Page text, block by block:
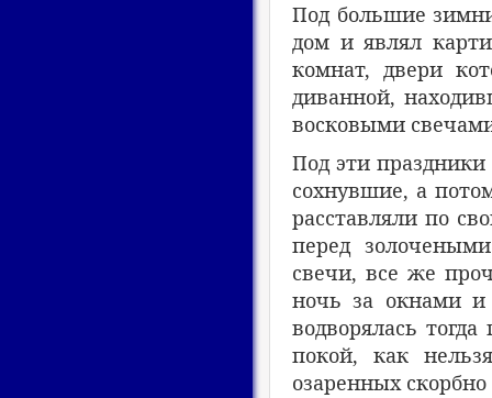
Под большие
дом и являл
комнат, двери
диванной,
восковыми
Под эти
сохнувшие, а
расставляли по
перед
свечи, все же
ночь за окнами и
водворялась
покой, как
озаренных